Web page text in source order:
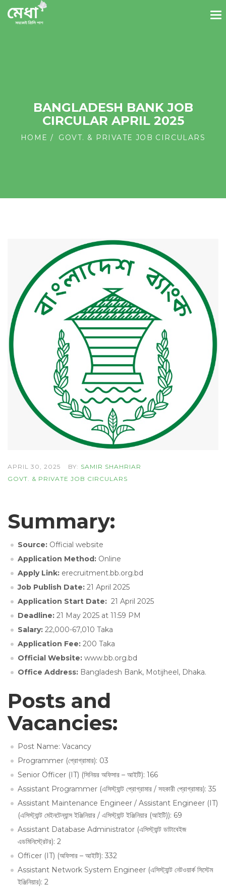
BANGLADESH BANK JOB
CIRCULAR APRIL 2025
HOME GOVT. & PRIVATE JOB CIRCULARS
APRIL 30, 2025 BY: SAMIR SHAHRIAR
GOVT. & PRIVATE JOB CIRCULARS
Summary:
Source: Official website
Application Method: Online
Apply Link: erecruitment.bb.org.bd
Job Publish Date: 21 April 2025
Application Start Date: 21 April 2025
Deadline: 21 May 2025 at 11:59 PM
Salary: 22,000-67,010 Taka
Application Fee: 200 Taka
Official Website: www.bb.org.bd
Office Address: Bangladesh Bank, Motijheel, Dhaka.
Posts and
Vacancies:
Post Name: Vacancy
Programmer (প্রোগ্রামার): 03
Senior Officer (IT) (সিনিয়র অফিসার – আইটি): 166
Assistant Programmer (এসিস্ট্যান্ট প্রোগ্রামার / সহকারী প্রোগ্রামার): 35
Assistant Maintenance Engineer / Assistant Engineer (IT)
(এসিস্ট্যান্ট মেইনটেন্যান্স ইঞ্জিনিয়ার / এসিস্ট্যান্ট ইঞ্জিনিয়ার (আইটি)): 69
Assistant Database Administrator (এসিস্ট্যান্ট ডাটাবেইজ
এডমিনিস্ট্রেটর): 2
Officer (IT) (অফিসার – আইটি): 332
Assistant Network System Engineer (এসিস্ট্যান্ট নেটওয়ার্ক সিস্টেম
ইঞ্জিনিয়ার): 2